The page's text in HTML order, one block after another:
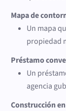
Mapa de
Un mapa
propiedad
Préstamo
Un
agencia
Construcción